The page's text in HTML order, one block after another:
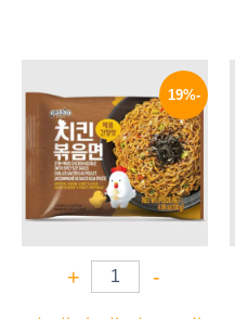
-19%
-
+
هو:
140 EGP.
هو:
114 EGP.